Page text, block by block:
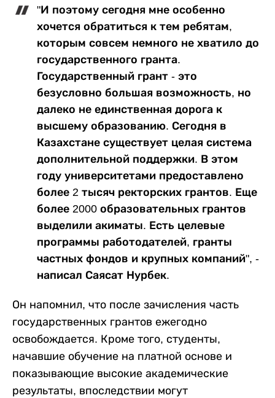
"И поэтому сегодня мне особенно
хочется обратиться к тем ребятам,
которым совсем немного не хватило до
государственного гранта.
Государственный грант - это
безусловно большая возможность, но
далеко не единственная дорога к
высшему образованию. Сегодня в
Казахстане существует целая система
дополнительной поддержки. В этом
году университетами предоставлено
более 2 тысяч ректорских грантов. Еще
более 2000 образовательных грантов
выделили акиматы. Есть целевые
программы работодателей, гранты
частных фондов и крупных компаний", -
написал Саясат Нурбек.
Он напомнил, что после зачисления часть
государственных грантов ежегодно
освобождается. Кроме того, студенты,
начавшие обучение на платной основе и
показывающие высокие академические
результаты, впоследствии могут